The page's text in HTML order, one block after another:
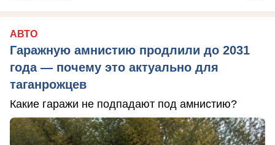
АВТО
Гаражную амнистию продлили до 2031
года — почему это актуально для
таганрожцев
Какие гаражи не подпадают под амнистию?